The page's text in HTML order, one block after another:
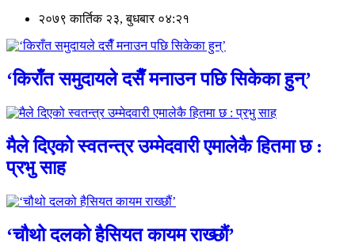
२०७९ कार्तिक २३, बुधबार ०४:२१
‘किराँत समुदायले दसैँ मनाउन पछि सिकेका हुन्’
मैले दिएको स्वतन्त्र उम्मेदवारी एमालेकै हितमा छ :
प्रभु साह
‘चौथो दलको हैसियत कायम राख्छौं’